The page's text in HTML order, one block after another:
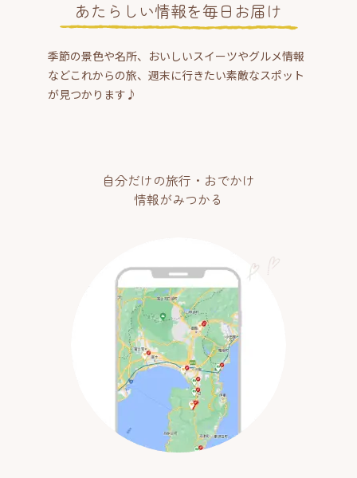
あたらしい情報を毎日お届け
季節の景色や名所、おいしいスイーツやグルメ情報
などこれからの旅、週末に行きたい素敵なスポット
が見つかります♪
自分だけの旅行・おでかけ
情報がみつかる